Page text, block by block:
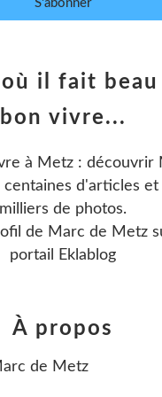
il fait
bon vivre...
à Metz : découvrir
centaines d'articles et
milliers de photos.
de Marc de Metz
portail Eklablog
À propos